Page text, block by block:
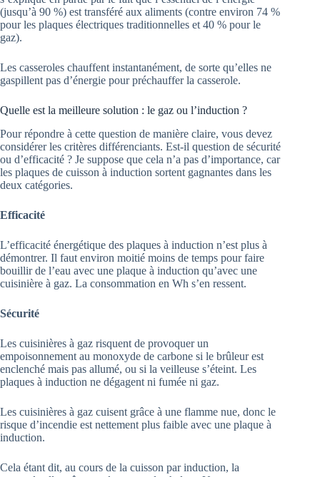
(jusqu’à 90 %) est transféré aux aliments (contre environ 74 %
pour les plaques électriques traditionnelles et 40 % pour le
gaz).
Les casseroles chauffent instantanément, de sorte qu’elles ne
gaspillent pas d’énergie pour préchauffer la casserole.
Quelle est la meilleure solution : le gaz ou l’induction ?
Pour répondre à cette question de manière claire, vous devez
considérer les critères différenciants. Est-il question de sécurité
ou d’efficacité ? Je suppose que cela n’a pas d’importance, car
les plaques de cuisson à induction sortent gagnantes dans les
deux catégories.
Efficacité
L’efficacité énergétique des plaques à induction n’est plus à
démontrer. Il faut environ moitié moins de temps pour faire
bouillir de l’eau avec une plaque à induction qu’avec une
cuisinière à gaz. La consommation en Wh s’en ressent.
Sécurité
Les cuisinières à gaz risquent de provoquer un
empoisonnement au monoxyde de carbone si le brûleur est
enclenché mais pas allumé, ou si la veilleuse s’éteint. Les
plaques à induction ne dégagent ni fumée ni gaz.
Les cuisinières à gaz cuisent grâce à une flamme nue, donc le
risque d’incendie est nettement plus faible avec une plaque à
induction.
Cela étant dit, au cours de la cuisson par induction, la